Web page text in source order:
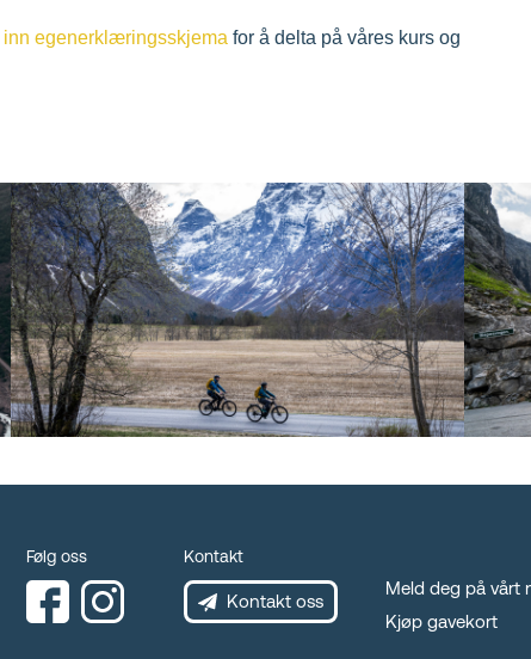
Følg oss Kontakt
Kontakt oss
Meld deg på vårt
Kjøp gavekort